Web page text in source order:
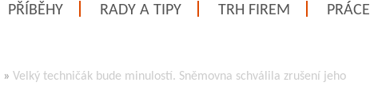
PŘÍBĚHY RADY A TIPY TRH FIREM PRÁCE
» Velký techničák bude minulostí. Sněmovna schválila zrušení jeho